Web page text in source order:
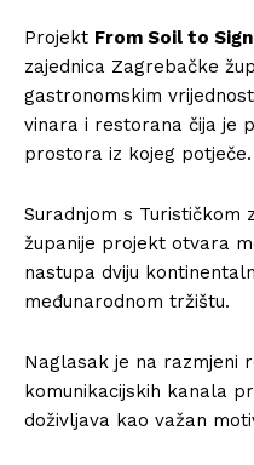
Projekt From Soil to
zajednica Zagrebačke
gastronomskim
vinara i restorana čija je
prostora iz kojeg potječe.
Suradnjom s Turističkom
županije projekt otvara
nastupa dviju
međunarodnom tržištu.
Naglasak je na razmjeni
komunikacijskih kanala
doživljava kao važan